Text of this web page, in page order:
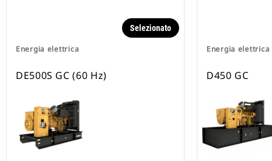
Energia elettrica
Selezionato
DE500S GC (60 Hz)
Energia elettrica
D450 GC